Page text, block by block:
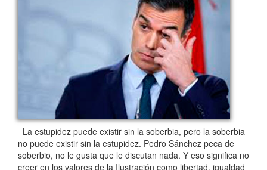
La estupidez puede existir sin la soberbia, pero la soberbia
no puede existir sin la estupidez. Pedro Sánchez peca de
soberbio, no le gusta que le discutan nada. Y eso significa no
creer en los valores de la Ilustración como libertad, igualdad